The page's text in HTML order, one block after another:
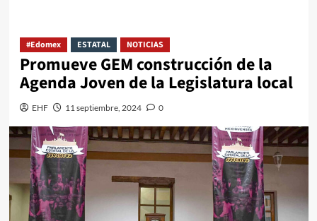
#Edomex ESTATAL NOTICIAS
Promueve GEM construcción de la
Agenda Joven de la Legislatura local
EHF 11 septiembre, 2024 0